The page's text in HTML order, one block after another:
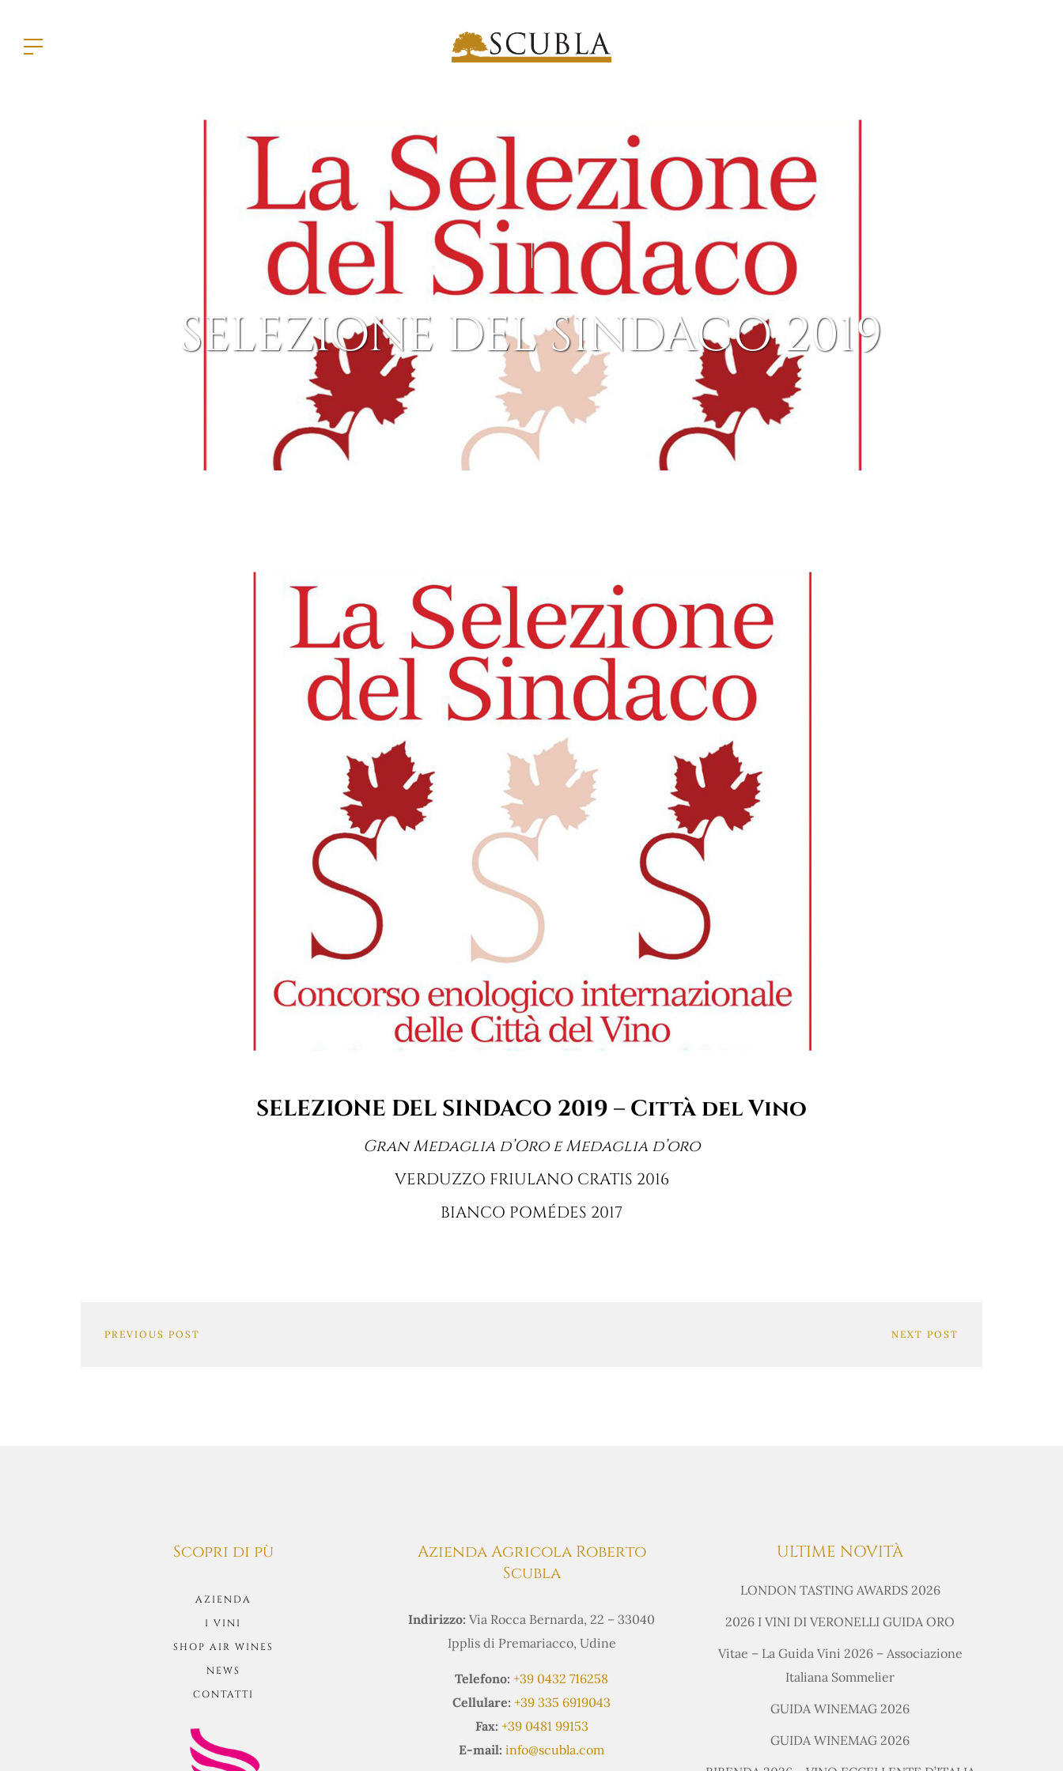
SELEZIONE DEL SINDACO 2019
SELEZIONE DEL SINDACO 2019 – Città del Vino
Gran Medaglia d’Oro e Medaglia d’oro
VERDUZZO FRIULANO CRATIS 2016
BIANCO POMÉDES 2017
PREVIOUS POST NEXT POST
Scopri di pù
AZIENDA
I VINI
SHOP AIR WINES
NEWS
CONTATTI
Azienda Agricola Roberto
Scubla
Indirizzo: Via Rocca Bernarda, 22 – 33040
Ipplis di Premariacco, Udine
Telefono: +39 0432 716258
Cellulare: +39 335 6919043
Fax: +39 0481 99153
E-mail: info@scubla.com
ULTIME NOVITÀ
LONDON TASTING AWARDS 2026
2026 I VINI DI VERONELLI GUIDA ORO
Vitae – La Guida Vini 2026 – Associazione
Italiana Sommelier
GUIDA WINEMAG 2026
GUIDA WINEMAG 2026